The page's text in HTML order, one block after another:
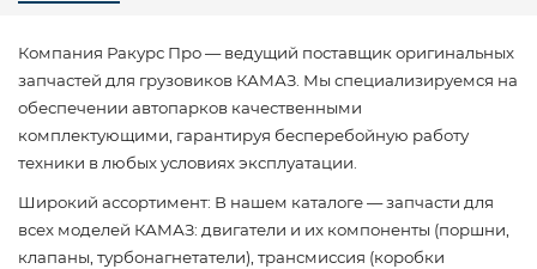
Компания Ракурс Про — ведущий поставщик оригинальных
запчастей для грузовиков КАМАЗ. Мы специализируемся на
обеспечении автопарков качественными
комплектующими, гарантируя бесперебойную работу
техники в любых условиях эксплуатации.
Широкий ассортимент: В нашем каталоге — запчасти для
всех моделей КАМАЗ: двигатели и их компоненты (поршни,
клапаны, турбонагнетатели), трансмиссия (коробки